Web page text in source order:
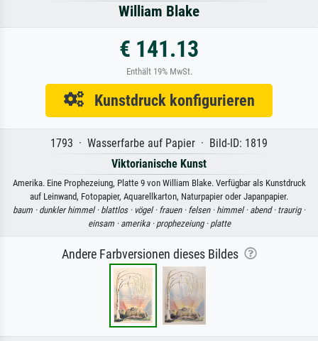
William Blake
€ 141.13
Enthält 19% MwSt.
Kunstdruck konfigurieren
1793 · Wasserfarbe auf Papier · Bild-ID: 1819
Viktorianische Kunst
Amerika. Eine Prophezeiung, Platte 9 von William Blake. Verfügbar als Kunstdruck
auf Leinwand, Fotopapier, Aquarellkarton, Naturpapier oder Japanpapier.
baum · dunkler himmel · blattlos · vögel · frauen · felsen · himmel · abend · traurig ·
einsam · amerika · prophezeiung · platte
Andere Farbversionen dieses Bildes